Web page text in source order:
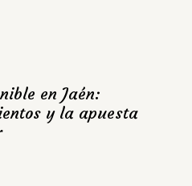
en Jaén:
y la apuesta